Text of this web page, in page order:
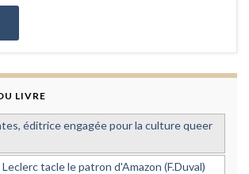
LIVRE
éditrice engagée pour la culture queer
tacle le patron d'Amazon (F.Duval)